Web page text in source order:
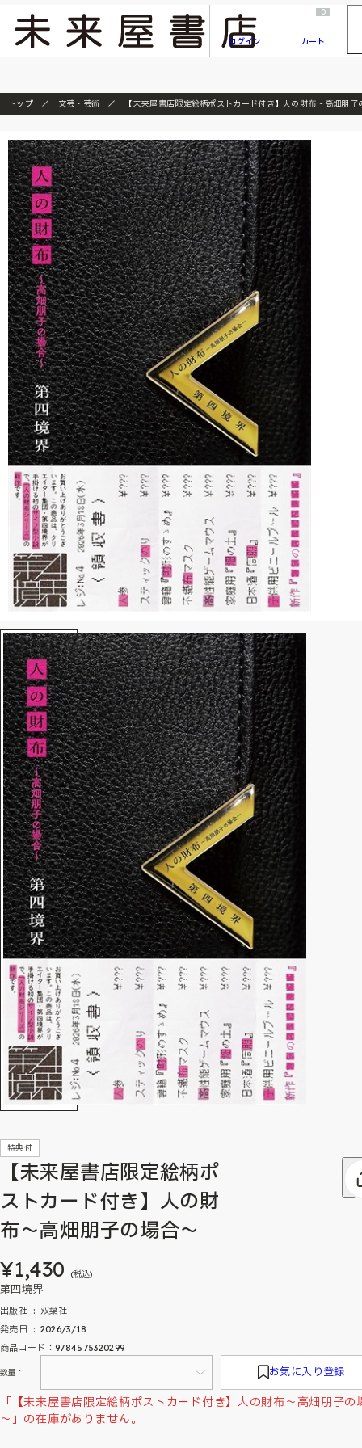
『ONE PIECE magazine 021 ONE PIECEカード付き同梱版』発売延期のご案内
ログイン
0
カート
トップ 文芸・芸術 【未来屋書店限定絵柄ポストカード付き】人の財布～高畑朋子
特典付
【未来屋書店限定絵柄ポ
ストカード付き】人の財
布～高畑朋子の場合～
¥1,430 (税込)
第四境界
出版社 ‏ : ‎ 双葉社
発売日 ‏ : ‎ 2026/3/18
商品コード：9784575320299
数量： お気に入り登録
「【未来屋書店限定絵柄ポストカード付き】人の財布～高畑朋子の
～」の在庫がありません。